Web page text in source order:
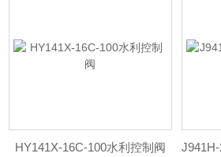
HY141X-16C-100水利控制阀